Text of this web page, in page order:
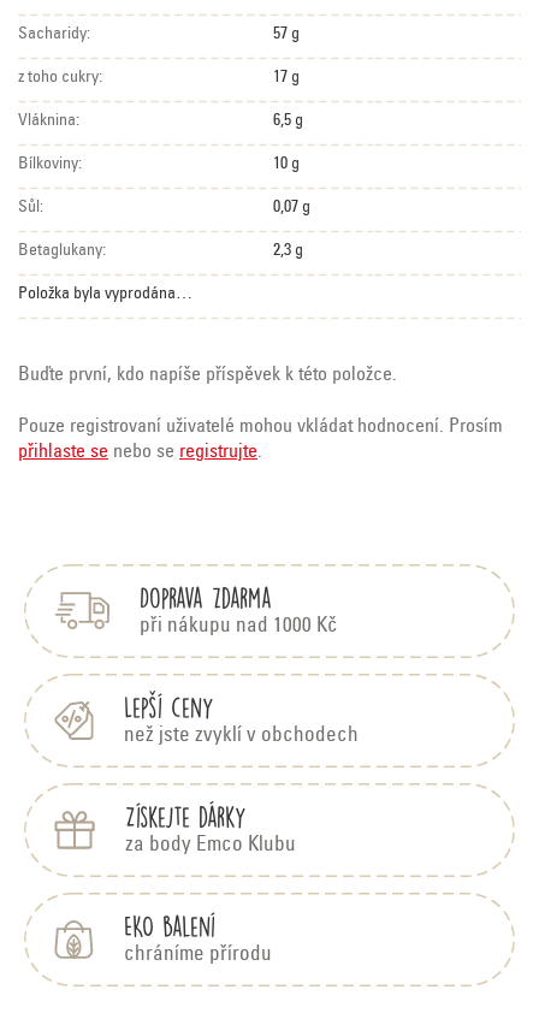
Sacharidy: 57 g
z toho cukry: 17 g
Vláknina: 6,5 g
Bílkoviny: 10 g
Sůl: 0,07 g
Betaglukany: 2,3 g
Položka byla vyprodána…
Buďte první, kdo napíše příspěvek k této položce.
Pouze registrovaní uživatelé mohou vkládat hodnocení. Prosím
přihlaste se nebo se registrujte.
Doprava zdarma
při nákupu nad 1000 Kč
Lepší ceny
než jste zvyklí v obchodech
Získejte dárky
za body Emco Klubu
EKO balení
chráníme přírodu